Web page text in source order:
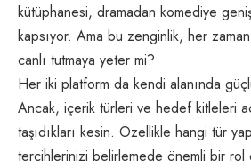
kütüphanesi, dramadan komediye
kapsıyor. Ama bu zenginlik, her
canlı tutmaya yeter mi?
Her iki platform da kendi alanında
Ancak, içerik türleri ve hedef kitleleri
taşıdıkları kesin. Özellikle hangi tür
tercihlerinizi belirlemede önemli bir rol